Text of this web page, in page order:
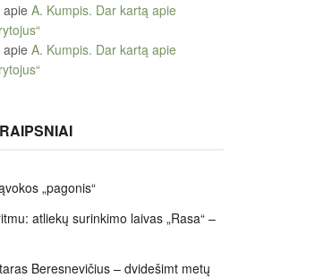
apie A. Kumpis. Dar kartą apie
apie A. Kumpis. Dar kartą apie
„pagonis“
atliekų surinkimo laivas „Rasa“ –
Beresnevičius – dvidešimt metų